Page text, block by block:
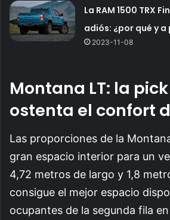
La RAM 1500 TRX
adiós: ¿por qué y
2023-11-08
Montana LT: la
ostenta el confort
Las proporciones de la
gran espacio interior para un
4,72 metros de largo y 1,8
consigue el mejor espacio
ocupantes de la segunda fila